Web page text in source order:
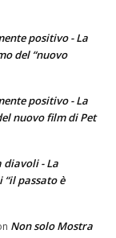
positivo - La
del “nuovo
positivo - La
nuovo film di Pet
diavoli - La
passato è
Non solo Mostra